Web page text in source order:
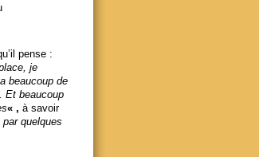
pense :
je
beaucoup de
Et beaucoup
« , à savoir
quelques